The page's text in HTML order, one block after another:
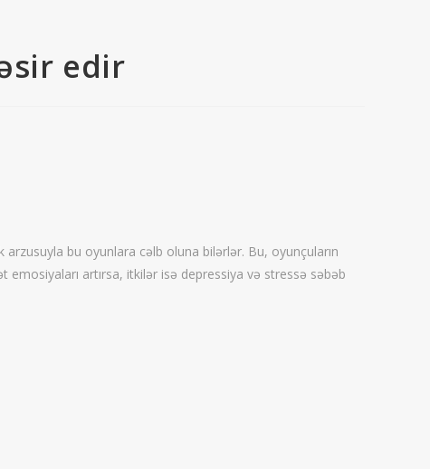
edir
bu oyunlara cəlb oluna bilərlər. Bu, oyunçuların
emosiyaları artırsa, itkilər isə depressiya və stressə səbəb